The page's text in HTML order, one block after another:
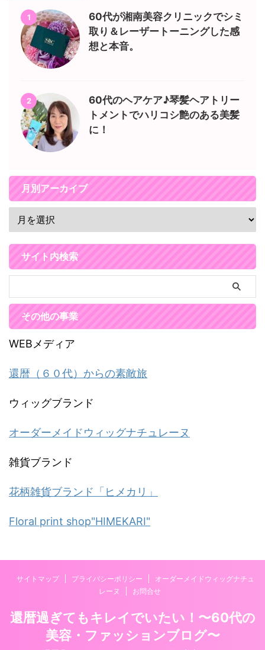
1
60代が湘南美容クリニックでシミ
取り＆レーザートーニングした感
想と本音。
2
60代のヘアケア♪琴髪ヘアトリー
トメントでハリコシ艶のある美髪
に！
月別アーカイブ
サイト内検索
その他の事業
WEBメディア
還暦（６０代）からの素敵旅
ウィッグブランド
オーダーメイドウィッグナチュレーヌ
雑貨ブランド
花柄雑貨ブランド「ヒメカリ」
Floral print shop"HIMEKARI"
サイトマップ プライバシーポリシー
オーダーメイドウィッグナチュ
レーヌ
お問合せ
還暦過ぎてもキレイでいたい！〜60代の
美容・ファッションブログ〜